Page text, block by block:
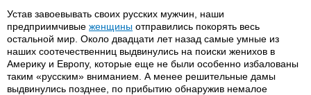
Устав завоевывать своих русских мужчин, наши
предприимчивые женщины отправились покорять весь
остальной мир. Около двадцати лет назад самые умные из
наших соотечественниц выдвинулись на поиски женихов в
Америку и Европу, которые еще не были особенно избалованы
таким «русским» вниманием. А менее решительные дамы
выдвинулись позднее, по прибытию обнаружив немалое